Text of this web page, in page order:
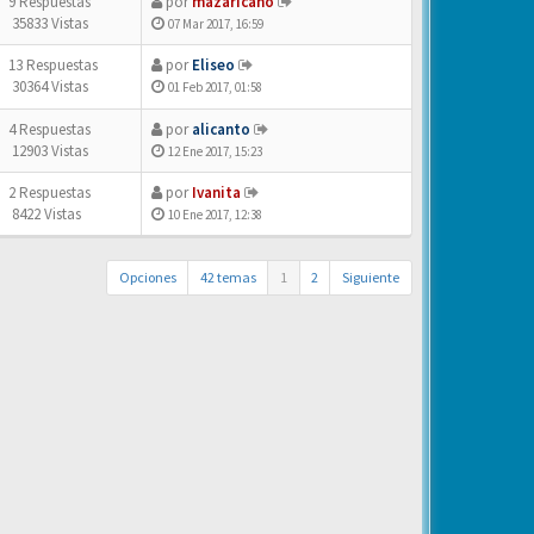
35833 Vistas
07 Mar 2017, 16:59
13 Respuestas
30364 Vistas
porEliseo
01 Feb 2017, 01:58
4 Respuestas
12903 Vistas
poralicanto
12 Ene 2017, 15:23
2 Respuestas
8422 Vistas
porIvanita
10 Ene 2017, 12:38
Opciones 42 temas 1 2 Siguiente